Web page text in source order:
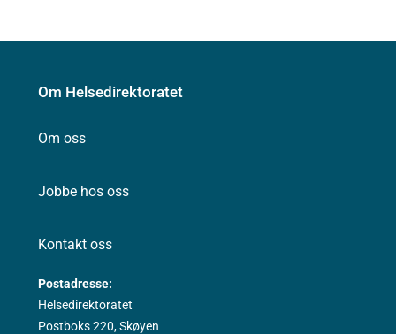
Om Helsedirektoratet
Om oss
Jobbe hos oss
Kontakt oss
Postadresse:
Helsedirektoratet
Postboks 220, Skøyen